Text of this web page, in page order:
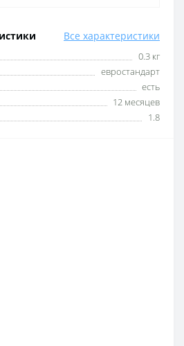
Все характеристики
0.3 кг
евростандарт
есть
12 месяцев
1.8